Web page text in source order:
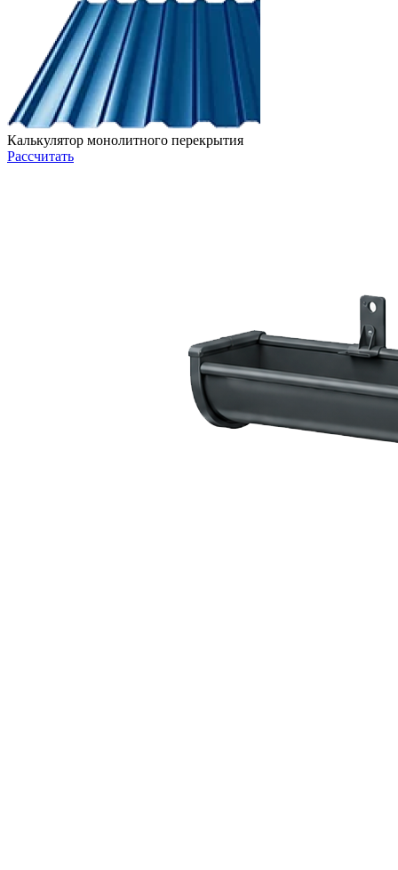
Калькулятор монолитного перекрытия
Рассчитать